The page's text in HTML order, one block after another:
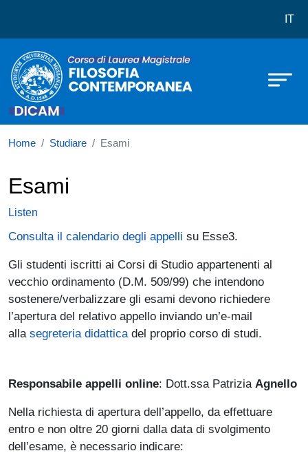
Corso di laurea in Filosofia IT
Home Studiare Esami
Esami
Listen
Consulta il calendario degli appelli su Esse3.
Gli studenti iscritti ai Corsi di Studio appartenenti al
vecchio ordinamento (D.M. 509/99) che intendono
sostenere/verbalizzare gli esami devono richiedere
l’apertura del relativo appello inviando un’e-mail
alla segreteria didatticadel proprio corso di studi.
Responsabile appelli online: Dott.ssa Patrizia Agnello
Nella richiesta di apertura dell’appello, da effettuare
entro e non oltre 20 giorni dalla data di svolgimento
dell’esame, è necessario indicare: